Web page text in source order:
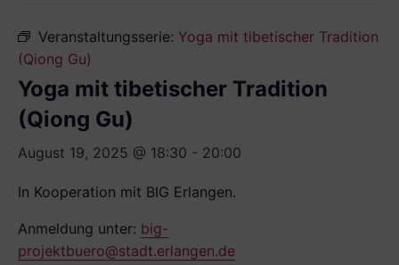
Veranstaltungsserie: Yoga mit tibetischer Tradition
(Qiong Gu)
Yoga mit tibetischer Tradition
(Qiong Gu)
August 19, 2025 @ 18:30 - 20:00
In Kooperation mit BIG Erlangen.
Anmeldung unter: big-
projektbuero@stadt.erlangen.de